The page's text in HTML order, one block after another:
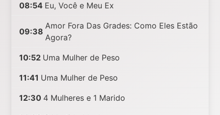
08:54 Eu, Você e Meu Ex
09:38
Amor Fora Das Grades: Como Eles Estão
Agora?
10:52 Uma Mulher de Peso
11:41 Uma Mulher de Peso
12:30 4 Mulheres e 1 Marido